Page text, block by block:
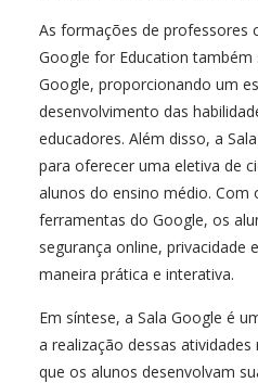
As formações de professores
Google for Education também
Google, proporcionando um
desenvolvimento das
educadores. Além disso, a
para oferecer uma eletiva de
alunos do ensino médio. Com
ferramentas do Google, os
segurança online, privacidade
maneira prática e interativa.
Em síntese, a Sala Google é
a realização dessas
que os alunos desenvolvam